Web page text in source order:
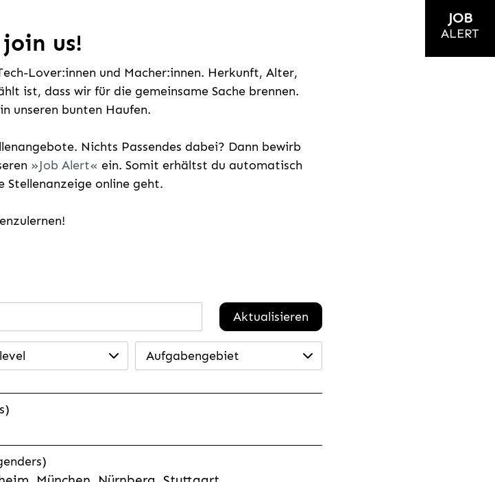
us!
Lover:innen und Macher:innen. Herkunft, Alter,
ist, dass wir für die gemeinsame Sache brennen.
unseren bunten Haufen.
Nichts Passendes dabei? Dann bewirb
Job Alert
ein. Somit erhältst du automatisch
Stellenanzeige online geht.
Aktualisieren
Aufgabengebiet
JOB
ALERT